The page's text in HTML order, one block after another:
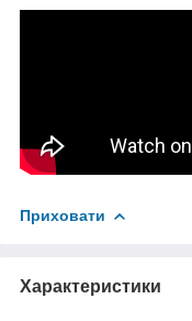
Приховати
Характеристики